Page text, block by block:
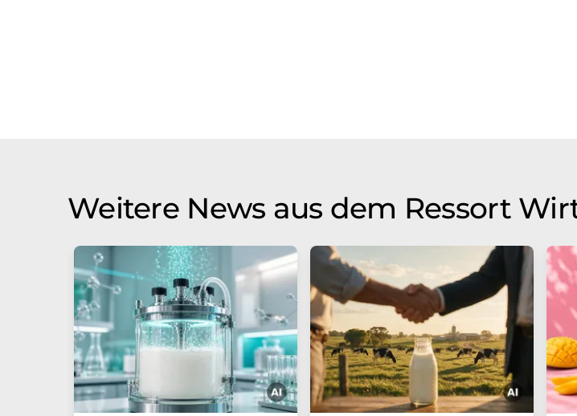
Weitere News aus dem Ressort